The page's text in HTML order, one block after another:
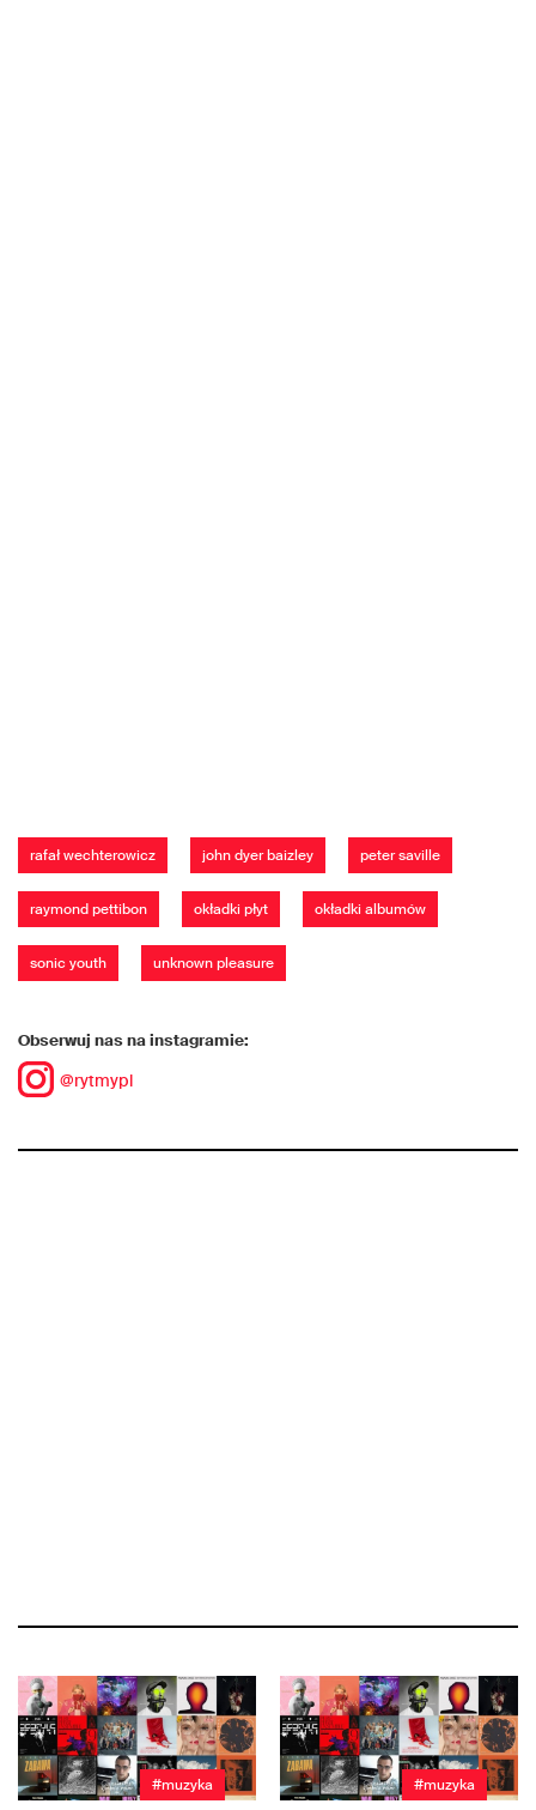
rafał wechterowicz john dyer baizley peter saville
raymond pettibon okładki płyt okładki albumów
sonic youth unknown pleasure
Obserwuj nas na instagramie:
@rytmypl
#muzyka #muzyka